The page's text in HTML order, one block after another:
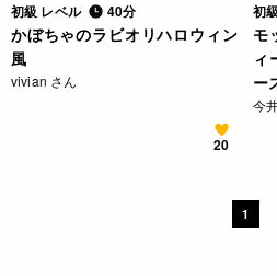
初級 レベル 40分
かぼちゃのラビオリハロウィン
風
vivian さん
20
初
モ
ィ
ー
今
1